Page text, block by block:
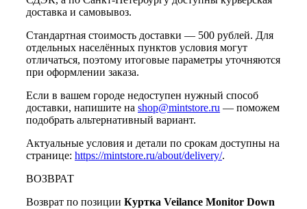
доставка и самовывоз.
Стандартная стоимость доставки — 500 рублей. Для
отдельных населённых пунктов условия могут
отличаться, поэтому итоговые параметры уточняются
при оформлении заказа.
Если в вашем городе недоступен нужный способ
доставки, напишите на shop@mintstore.ru — поможем
подобрать альтернативный вариант.
Актуальные условия и детали по срокам доступны на
странице: https://mintstore.ru/about/delivery/.
ВОЗВРАТ
Возврат по позиции Куртка Veilance Monitor Down